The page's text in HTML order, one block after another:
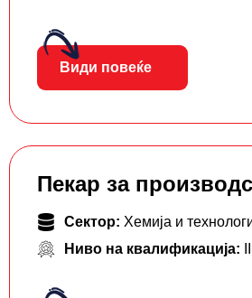
Види повеќе
Пекар за
Сектор: Хемија и
Ниво на квалификација: